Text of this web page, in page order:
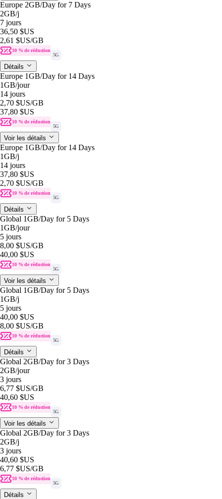
Europe 2GB/Day for 7 Days
2GB/j
7 jours
36,50 $US
2,61 $US/GB
10 % de réduction
5G
Détails
Europe 1GB/Day for 14 Days
1GB/jour
14 jours
2,70 $US/GB
37,80 $US
10 % de réduction
5G
Voir les détails
Europe 1GB/Day for 14 Days
1GB/j
14 jours
37,80 $US
2,70 $US/GB
10 % de réduction
5G
Détails
Global 1GB/Day for 5 Days
1GB/jour
5 jours
8,00 $US/GB
40,00 $US
10 % de réduction
5G
Voir les détails
Global 1GB/Day for 5 Days
1GB/j
5 jours
40,00 $US
8,00 $US/GB
10 % de réduction
5G
Détails
Global 2GB/Day for 3 Days
2GB/jour
3 jours
6,77 $US/GB
40,60 $US
10 % de réduction
5G
Voir les détails
Global 2GB/Day for 3 Days
2GB/j
3 jours
40,60 $US
6,77 $US/GB
10 % de réduction
5G
Détails